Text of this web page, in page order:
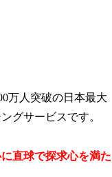
万人突破の日本最大
グサービスです。
直球で探求心を満た